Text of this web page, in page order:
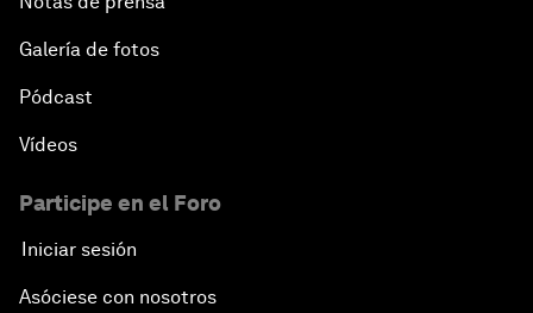
Galería de fotos
Pódcast
Vídeos
Participe en el Foro
Iniciar sesión
Asóciese con nosotros